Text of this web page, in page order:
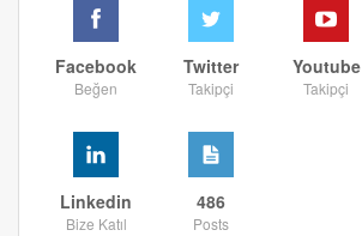
Facebook
Beğen
Twitter
Takipçi
Youtube
Takipçi
Linkedin
Bize Katıl
486
Posts